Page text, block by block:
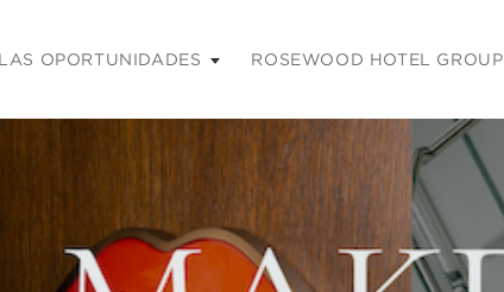
OPORTUNIDADES ROSEWOOD HOTEL GROUP